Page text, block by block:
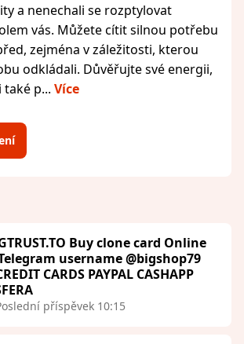
a nenechali se rozptylovat
vás. Můžete cítit silnou potřebu
zejména v záležitosti, kterou
odkládali. Důvěřujte své energii,
p... Více
Buy clone card Online
username @bigshop79
CARDS PAYPAL CASHAPP
příspěvek 10:15